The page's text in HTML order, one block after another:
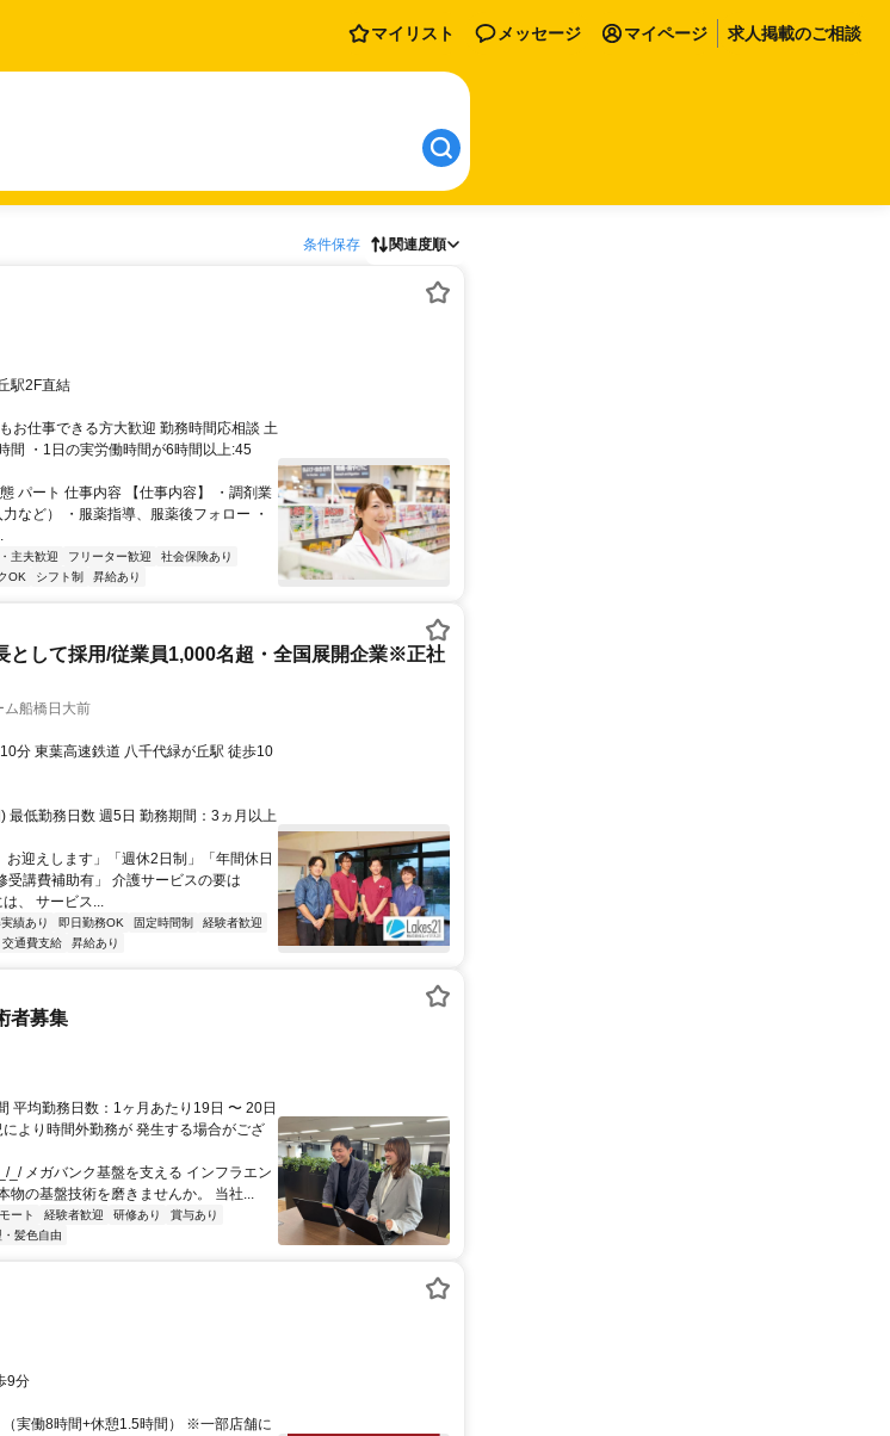
マイリスト メッセージ マイページ 求人掲載のご相談
条件保存 関連度順
駅2F直結
お仕事できる方大歓迎 勤務時間応相談 土
・1日の実労働時間が6時間以上:45
パート 仕事内容 【仕事内容】 ・調剤業
など） ・服薬指導、服薬後フォロー ・
主夫歓迎 フリーター歓迎
社会保険あり
OK シフト制 昇給あり
として採用/従業員1,000名超・全国展開企業※正社
ム船橋日大前
徒歩10
最低勤務日数 週5日 勤務期間：3ヵ月以上
迎えします」「週休2日制」「年間休日
講費補助有」 介護サービスの要は
は、 サービス...
績あり 即日勤務OK 固定時間制
経験者歓迎
交通費支給 昇給あり
者募集
平均勤務日数：1ヶ月あたり19日 〜 20日
より時間外勤務が 発生する場合がござ
_/ メガバンク基盤を支える インフラエン
物の基盤技術を磨きませんか。 当社...
ート 経験者歓迎 研修あり
賞与あり
・髪色自由
9分
実働8時間+休憩1.5時間） ※一部店舗に